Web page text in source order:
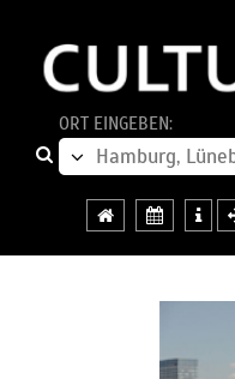
ORT EINGEBEN: